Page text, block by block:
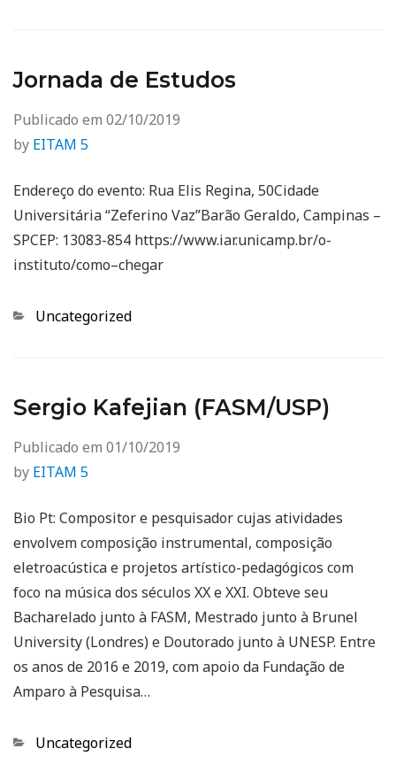
Jornada de Estudos
Publicado em 02/10/2019
by EITAM 5
Endereço do evento: Rua Elis Regina, 50Cidade
Universitária “Zeferino Vaz”Barão Geraldo, Campinas –
SPCEP: 13083-854 https://www.iar.unicamp.br/o-
instituto/como–chegar
Categorias
Uncategorized
Sergio Kafejian (FASM/USP)
Publicado em 01/10/2019
by EITAM 5
Bio Pt: Compositor e pesquisador cujas atividades
envolvem composição instrumental, composição
eletroacústica e projetos artístico-pedagógicos com
foco na música dos séculos XX e XXI. Obteve seu
Bacharelado junto à FASM, Mestrado junto à Brunel
University (Londres) e Doutorado junto à UNESP. Entre
os anos de 2016 e 2019, com apoio da Fundação de
Amparo à Pesquisa…
Categorias
Uncategorized